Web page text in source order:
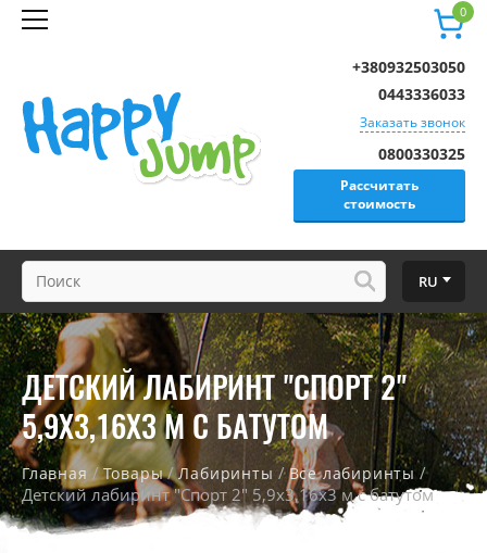
0
0800330325
Рассчитать
стоимость
+380932503050
0443336033
Заказать звонок
RU
ДЕТСКИЙ ЛАБИРИНТ "СПОРТ 2"
5,9Х3,16Х3 М С БАТУТОМ
Главная /Товары/Лабиринты /Все лабиринты /
Детский лабиринт "Спорт 2" 5,9х3,16х3 м с батутом